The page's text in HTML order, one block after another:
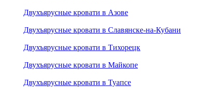
Двухъярусные кровати в Азове
Двухъярусные кровати в Славянске-на-Кубани
Двухъярусные кровати в Тихорецк
Двухъярусные кровати в Майкопе
Двухъярусные кровати в Туапсе